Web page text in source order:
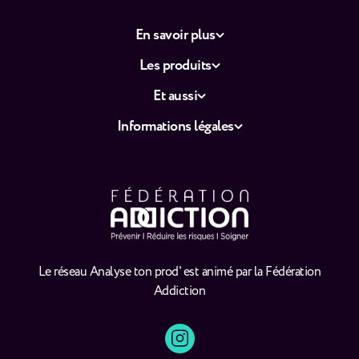
Le réseau Analyse ton prod' est animé par la Fédération
Addiction
En savoir plus
Les produits
Et aussi
Informations légales